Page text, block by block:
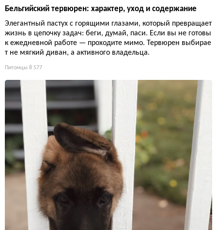
Бельгийский тервюрен: характер, уход и содержание
Элегантный пастух с горящими глазами, который превращает
жизнь в цепочку задач: беги, думай, паси. Если вы не готовы
к ежедневной работе — проходите мимо. Тервюрен выбирае
т не мягкий диван, а активного владельца.
Питомцы 8 577